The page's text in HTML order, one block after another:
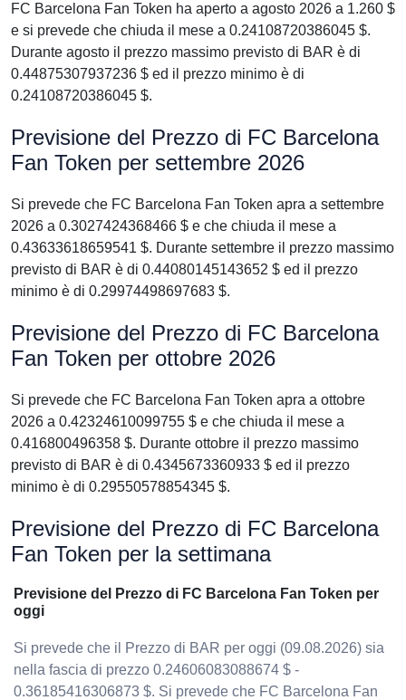
FC Barcelona Fan Token ha aperto a agosto 2026 a 1.260 $
e si prevede che chiuda il mese a 0.24108720386045 $.
Durante agosto il prezzo massimo previsto di BAR è di
0.44875307937236 $ ed il prezzo minimo è di
0.24108720386045 $.
Previsione del Prezzo di FC Barcelona
Fan Token per settembre 2026
Si prevede che FC Barcelona Fan Token apra a settembre
2026 a 0.3027424368466 $ e che chiuda il mese a
0.43633618659541 $. Durante settembre il prezzo massimo
previsto di BAR è di 0.44080145143652 $ ed il prezzo
minimo è di 0.29974498697683 $.
Previsione del Prezzo di FC Barcelona
Fan Token per ottobre 2026
Si prevede che FC Barcelona Fan Token apra a ottobre
2026 a 0.42324610099755 $ e che chiuda il mese a
0.416800496358 $. Durante ottobre il prezzo massimo
previsto di BAR è di 0.4345673360933 $ ed il prezzo
minimo è di 0.29550578854345 $.
Previsione del Prezzo di FC Barcelona
Fan Token per la settimana
Previsione del Prezzo di FC Barcelona Fan Token per
oggi
Si prevede che il Prezzo di BAR per oggi (09.08.2026) sia
nella fascia di prezzo 0.24606083088674 $ -
0.36185416306873 $. Si prevede che FC Barcelona Fan